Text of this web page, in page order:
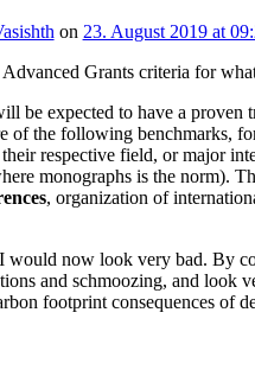
on 23. August 2019 at
Grants criteria for
be expected to have a proven
of the following benchmarks,
respective field, or major
monographs is the norm).
, organization of
would now look very bad. By
and schmoozing, and look
footprint consequences of